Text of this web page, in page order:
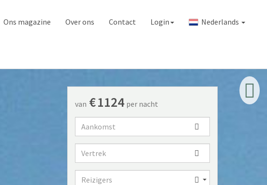
Ons magazine Over ons Contact Login Nederlands
van €1124 per nacht
Aankomst
Vertrek
Reizigers
Reizigers